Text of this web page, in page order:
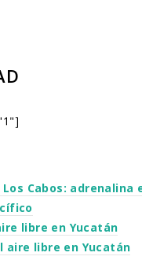
Cabos: adrenalina
libre en Yucatán